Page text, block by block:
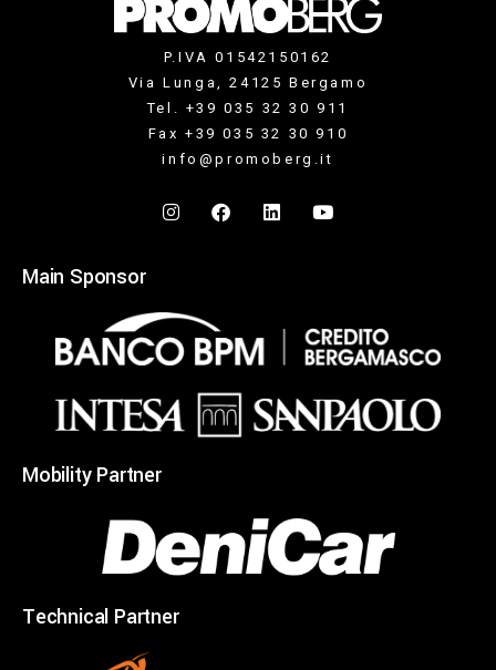
P.IVA 01542150162
Via Lunga, 24125 Bergamo
Tel. +39 035 32 30 911
Fax +39 035 32 30 910
info@promoberg.it
Main Sponsor
Mobility Partner
Technical Partner